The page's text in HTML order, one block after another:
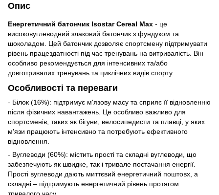
Опис
Енергетичний батончик Isostar Cereal Max - це
високовуглеводний злаковий батончик з фундуком та
шоколадом. Цей батончик дозволяє спортсмену підтримувати
рівень працездатності під час тренувань на витривалість. Він
особливо рекомендується для інтенсивних та/або
довготривалих тренувань та циклічних видів спорту.
Особливості та переваги
- Білок (16%): підтримує м'язову масу та сприяє її відновленню
після фізичних навантажень. Це особливо важливо для
спортсменів, таких як бігуни, велосипедисти та плавці, у яких
м'язи працюють інтенсивно та потребують ефективного
відновлення.
- Вуглеводи (60%): містить прості та складні вуглеводи, що
забезпечують як швидке, так і тривале постачання енергії.
Прості вуглеводи дають миттєвий енергетичний поштовх, а
складні – підтримують енергетичний рівень протягом